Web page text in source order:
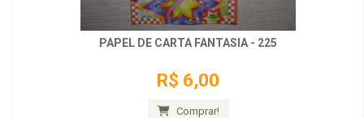
PAPEL DE CARTA FANTASIA - 225
R$ 6,00
Comprar!